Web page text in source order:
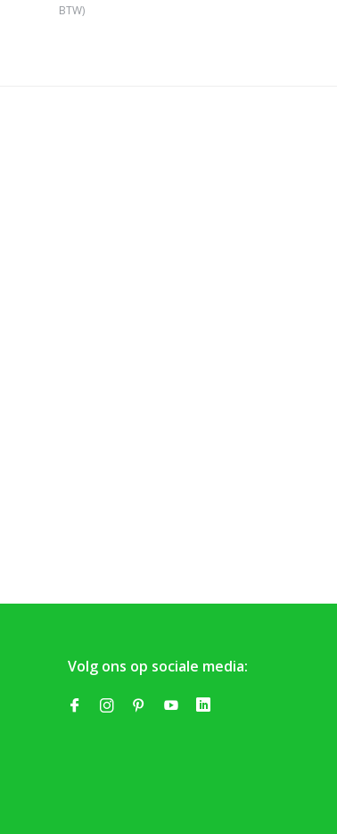
BTW)
Volg ons op sociale media: